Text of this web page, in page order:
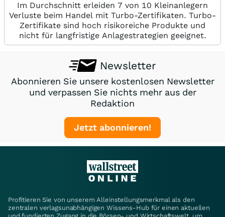
Im Durchschnitt erleiden 7 von 10 Kleinanlegern
Verluste beim Handel mit Turbo-Zertifikaten. Turbo-
Zertifikate sind hoch risikoreiche Produkte und
nicht für langfristige Anlagestrategien geeignet.
Newsletter
Abonnieren Sie unsere kostenlosen Newsletter
und verpassen Sie nichts mehr aus der
Redaktion
Jetzt abonnieren!
Profitieren Sie von unserem Alleinstellungsmerkmal als den
zentralen verlagsunabhängigen Wissens-Hub für einen aktuellen